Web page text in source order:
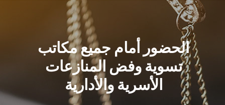
الحضور أمام جميع مكاتب
تسوية وفض المنازعات
الأسرية والأدارية